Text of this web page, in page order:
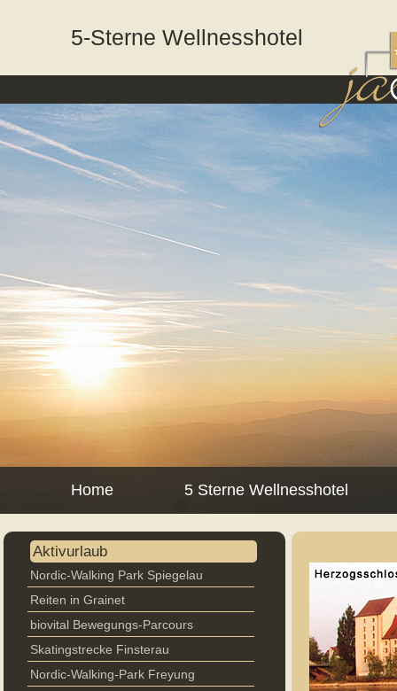
5-Sterne Wellnesshotel
Home 5 Sterne Wellnesshotel
Aktivurlaub
Nordic-Walking Park Spiegelau
Reiten in Grainet
biovital Bewegungs-Parcours
Skatingstrecke Finsterau
Nordic-Walking-Park Freyung